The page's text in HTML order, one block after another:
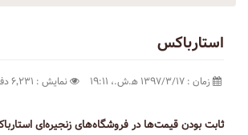
استارباکس
زمان : ۱۳۹۷/۳/۱۷ ه‍.ش.،‏ ۱۹:۱۱ نمایش : ۶٬۲۳۱ دفعه
ثابت بودن قیمت‌‌ها در فروشگاه‌‌های زنجیره‌ای